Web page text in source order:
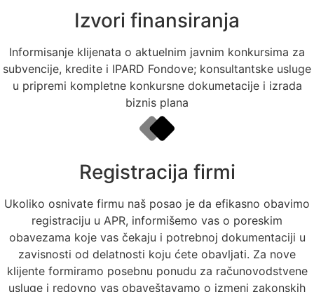
Izvori finansiranja
Informisanje klijenata o aktuelnim javnim konkursima za
subvencije, kredite i IPARD Fondove; konsultantske usluge
u pripremi kompletne konkursne dokumetacije i izrada
biznis plana
Registracija firmi
Ukoliko osnivate firmu naš posao je da efikasno obavimo
registraciju u APR, informišemo vas o poreskim
obavezama koje vas čekaju i potrebnoj dokumentaciji u
zavisnosti od delatnosti koju ćete obavljati. Za nove
klijente formiramo posebnu ponudu za računovodstvene
usluge i redovno vas obaveštavamo o izmeni zakonskih